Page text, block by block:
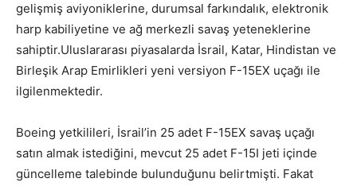
gelişmiş aviyoniklerine, durumsal farkındalık, elektronik
harp kabiliyetine ve ağ merkezli savaş yeteneklerine
sahiptir.Uluslararası piyasalarda İsrail, Katar, Hindistan ve
Birleşik Arap Emirlikleri yeni versiyon F-15EX uçağı ile
ilgilenmektedir.
Boeing yetkilileri, İsrail’in 25 adet F-15EX savaş uçağı
satın almak istediğini, mevcut 25 adet F-15I jeti içinde
güncelleme talebinde bulunduğunu belirtmişti. Fakat